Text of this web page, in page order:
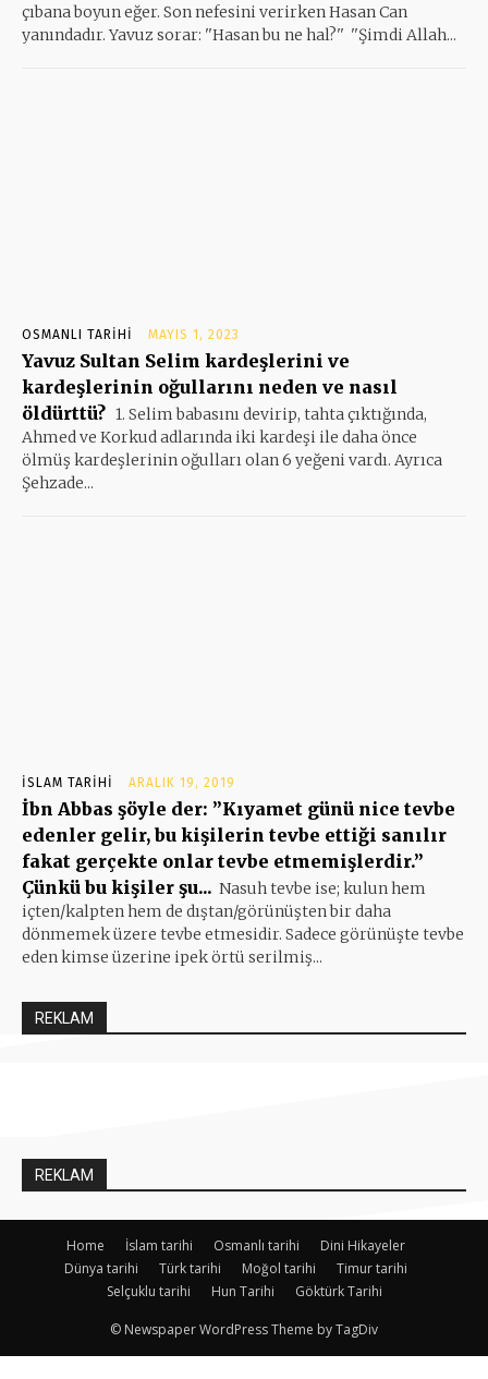
çıbana boyun eğer. Son nefesini verirken Hasan Can
yanındadır. Yavuz sorar: ''Hasan bu ne hal?'' ''Şimdi Allah...
OSMANLI TARIHI MAYIS 1, 2023
Yavuz Sultan Selim kardeşlerini ve
kardeşlerinin oğullarını neden ve nasıl
öldürttü? 1. Selim babasını devirip, tahta çıktığında,
Ahmed ve Korkud adlarında iki kardeşi ile daha önce
ölmüş kardeşlerinin oğulları olan 6 yeğeni vardı. Ayrıca
Şehzade...
İSLAM TARIHI ARALIK 19, 2019
İbn Abbas şöyle der: ”Kıyamet günü nice tevbe
edenler gelir, bu kişilerin tevbe ettiği sanılır
fakat gerçekte onlar tevbe etmemişlerdir.”
Çünkü bu kişiler şu... Nasuh tevbe ise; kulun hem
içten/kalpten hem de dıştan/görünüşten bir daha
dönmemek üzere tevbe etmesidir. Sadece görünüşte tevbe
eden kimse üzerine ipek örtü serilmiş...
REKLAM
REKLAM
Home İslam tarihi Osmanlı tarihi
Dini Hikayeler
Dünya tarihi
Türk tarihi Moğol tarihi
Timur tarihi
Selçuklu tarihi
Hun Tarihi Göktürk Tarihi
© Newspaper WordPress Theme by TagDiv